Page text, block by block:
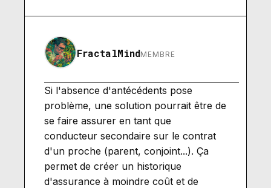
FractalMindMEMBRE
Si l'absence d'antécédents pose
problème, une solution pourrait être de
se faire assurer en tant que
conducteur secondaire sur le contrat
d'un proche (parent, conjoint...). Ça
permet de créer un historique
d'assurance à moindre coût et de